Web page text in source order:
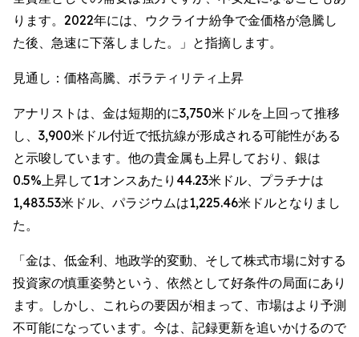
ります。2022年には、ウクライナ紛争で金価格が急騰し
た後、急速に下落しました。」と指摘します。
見通し：価格高騰、ボラティリティ上昇
アナリストは、金は短期的に3,750米ドルを上回って推移
し、3,900米ドル付近で抵抗線が形成される可能性がある
と示唆しています。他の貴金属も上昇しており、銀は
0.5%上昇して1オンスあたり44.23米ドル、プラチナは
1,483.53米ドル、パラジウムは1,225.46米ドルとなりまし
た。
「金は、低金利、地政学的変動、そして株式市場に対する
投資家の慎重姿勢という、依然として好条件の局面にあり
ます。しかし、これらの要因が相まって、市場はより予測
不可能になっています。今は、記録更新を追いかけるので